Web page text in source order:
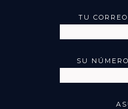
TU
SU